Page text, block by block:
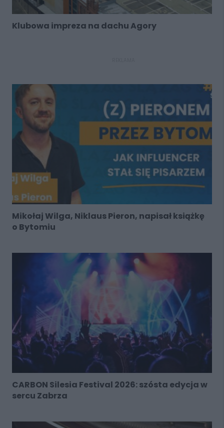
Klubowa impreza na dachu Agory
Mikołaj Wilga, Niklaus Pieron, napisał książkę
o Bytomiu
CARBON Silesia Festival 2026: szósta edycja w
sercu Zabrza